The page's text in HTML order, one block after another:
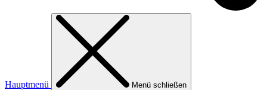
Hauptmenü Menü schließen